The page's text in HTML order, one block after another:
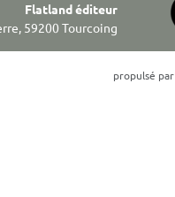
Flatland éditeur
59200 Tourcoing
propulsé par